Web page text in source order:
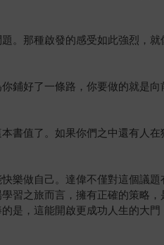
。那種啟發的感受如此強烈，就
鋪好了一條路，你要做的就是向
值了。如果你們之中還有人在
樂做自己。達偉不僅對這個議
習之旅而言，擁有正確的策略
是，這能開啟更成功人生的大門